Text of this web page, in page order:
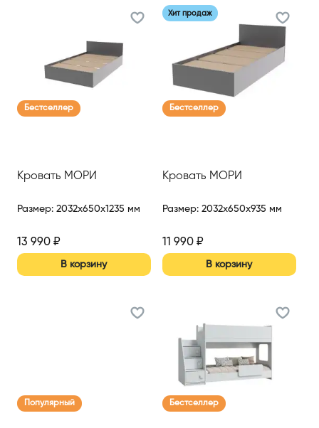
Бестселлер
Кровать МОРИ
Размер: 2032x650x1235 мм
13 990 ₽
В корзину
Хит продаж
Бестселлер
Кровать МОРИ
Размер: 2032x650x935 мм
11 990₽
В корзину
Популярный Бестселлер